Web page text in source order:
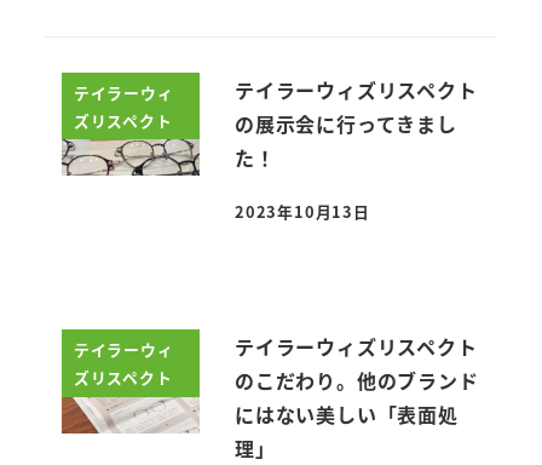
テイラーウィ
ズリスペクト
テイラーウィズリスペクト
の展示会に行ってきまし
た！
投稿日
2023年10月13日
テイラーウィ
ズリスペクト
テイラーウィズリスペクト
のこだわり。他のブランド
にはない美しい「表面処
理」